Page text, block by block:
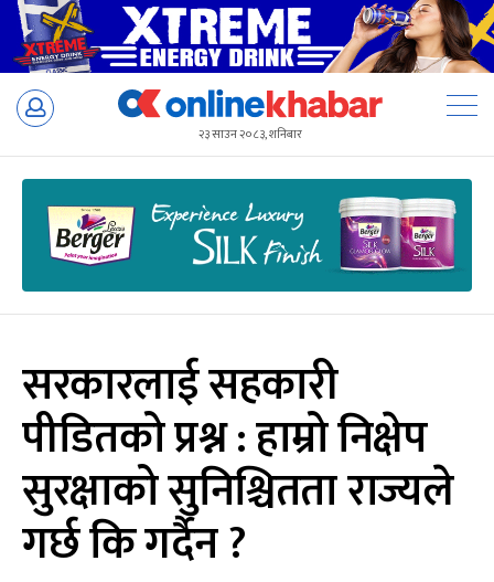
Skip
२३ साउन २०८३, शनिबार
सरकारलाई सहकारी
पीडितको प्रश्न : हाम्रो निक्षेप
सुरक्षाको सुनिश्चितता राज्यले
गर्छ कि गर्दैन ?